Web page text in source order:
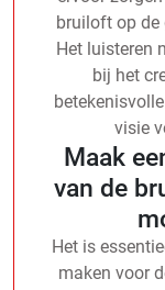
bruiloft op de
Het luisteren
bij het
visie
Maak
van de
Het is
maken voor